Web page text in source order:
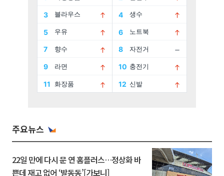
주요뉴스
22일 만에 다시 문 연 홈플러스…정상화 바
쁜데 재고 없어 ‘발동동’[가보니]